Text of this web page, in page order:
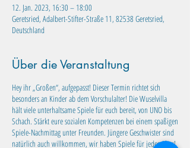
12. Jan. 2023, 16:30 – 18:00
Geretsried, Adalbert-Stifter-Straße 11, 82538 Geretsried,
Deutschland
Über die Veranstaltung
Hey ihr „Großen“, aufgepasst! Dieser Termin richtet sich
besonders an Kinder ab dem Vorschulalter! Die Wuselvilla
hält viele unterhaltsame Spiele für euch bereit, von UNO bis
Schach. Stärkt eure sozialen Kompetenzen bei einem spaßigen
Spiele-Nachmittag unter Freunden. Jüngere Geschwister sind
natürlich auch willkommen, wir haben Spiele für jedes Alter!